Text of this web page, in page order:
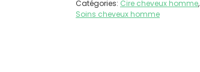
Catégories: Cire cheveux homme,
Soins cheveux homme